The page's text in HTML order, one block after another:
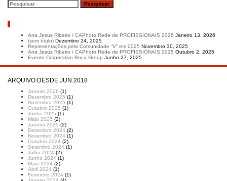
Ana Jesus Ribeiro / CAPhoto Rede de PROFISSIONAIS 2026 Janeiro 13, 2026
(sem título) Dezembro 24, 2025
Representações pela Comunidade “V” em 2025 Novembro 30, 2025
Ana Jesus Ribeiro / CAPhoto Rede de PROFISSIONAIS 2025 Outubro 2, 2025
Evento Corporativo Roca Group Junho 27, 2025
ARQUIVO DESDE JUN.2018
Janeiro 2026 (1)
Dezembro 2025 (1)
Novembro 2025 (1)
Outubro 2025 (1)
Junho 2025 (1)
Maio 2025 (2)
Janeiro 2025 (2)
Dezembro 2024 (2)
Novembro 2024 (1)
Outubro 2024 (2)
Setembro 2024 (1)
Julho 2024 (2)
Junho 2024 (1)
Maio 2024 (2)
Abril 2024 (1)
Fevereiro 2024 (1)